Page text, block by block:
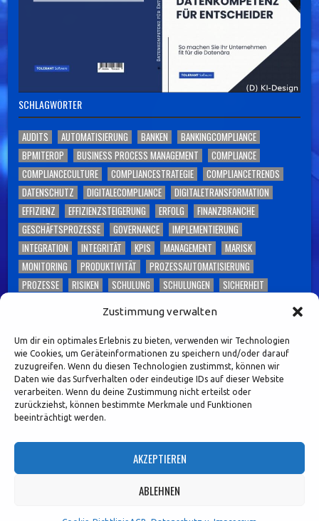
Zustimmung verwalten
Um dir ein optimales Erlebnis zu bieten, verwenden wir Technologien
wie Cookies, um Geräteinformationen zu speichern und/oder darauf
zuzugreifen. Wenn du diesen Technologien zustimmst, können wir
Daten wie das Surfverhalten oder eindeutige IDs auf dieser Website
verarbeiten. Wenn du deine Zustimmung nicht erteilst oder
zurückziehst, können bestimmte Merkmale und Funktionen
beeinträchtigt werden.
AKZEPTIEREN
ABLEHNEN
SCHLAGWÖRTER
AUDITS AUTOMATISIERUNG BANKEN
BANKINGCOMPLIANCE
BPMITEROP
BUSINESS PROCESS MANAGEMENT
COMPLIANCE
COMPLIANCECULTURE
COMPLIANCESTRATEGIE
COMPLIANCETRENDS
DATENSCHUTZ
DIGITALECOMPLIANCE
DIGITALETRANSFORMATION
EFFIZIENZ
EFFIZIENZSTEIGERUNG ERFOLG
FINANZBRANCHE
GESCHÄFTSPROZESSE
GOVERNANCE
IMPLEMENTIERUNG
INTEGRATION
INTEGRITÄT KPIS MANAGEMENT
MARISK
MONITORING
PRODUKTIVITÄT
PROZESSAUTOMATISIERUNG
PROZESSE
RISIKEN SCHULUNG SCHULUNGEN
SICHERHEIT
UNTERNEHMENSKULTUR
VERTRAUEN
WETTBEWERBSFÄHIGKEIT
WORKSHOPS
ZUKUNFTDERCOMPLIANCE
Diese Webseite enthält Inhalte und Medien, die ganz
oder teilweise KI-unterstützt (KI-Design) erstellt
oder bearbeitet wurden. Namen,
Personenabbildungen und Beispiele dienen – sofern
nicht ausdrücklich anders gekennzeichnet –
ausschließlich illustrativen Zwecken.